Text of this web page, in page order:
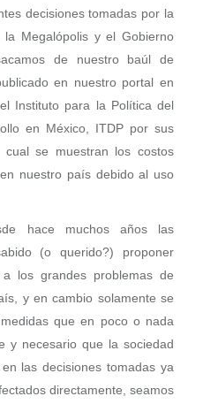
decisiones tomadas por la
la Megalópolis y el Gobierno
de nuestro baúl de
en nuestro portal en
Instituto para la Política del
en México, ITDP por sus
se muestran los costos
nuestro país debido al uso
hace muchos años las
(o querido?) proponer
a los grandes problemas de
y en cambio solamente se
que en poco o nada
y necesario que la sociedad
las decisiones tomadas ya
directamente, seamos